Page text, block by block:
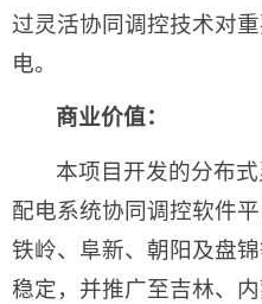
过灵活协同调控技术对
电。
商业价值：
本项目开发的分布
配电系统协同调控软件
铁岭、阜新、朝阳及盘
稳定，并推广至吉林、